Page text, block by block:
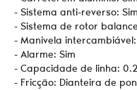
- Sistema anti-reverso: Sim
- Sistema de rotor
- Manivela intercambiável:
- Alarme: Sim
- Capacidade de linha:
- Fricção: Dianteira de